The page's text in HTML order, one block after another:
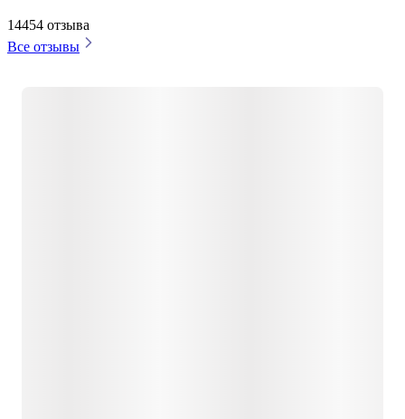
14454 отзыва
Все отзывы